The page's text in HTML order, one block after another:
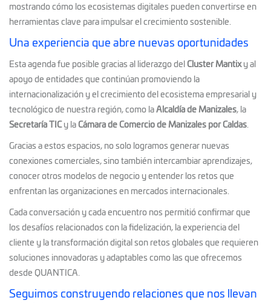
mostrando cómo los ecosistemas digitales pueden convertirse en
herramientas clave para impulsar el crecimiento sostenible.
Una experiencia que abre nuevas oportunidades
Esta agenda fue posible gracias al liderazgo del Cluster Mantixy al
apoyo de entidades que continúan promoviendo la
internacionalización y el crecimiento del ecosistema empresarial y
tecnológico de nuestra región, como la Alcaldía de Manizales, la
Secretaría TICy la Cámara de Comercio de Manizales por Caldas
Gracias a estos espacios, no solo logramos generar nuevas
conexiones comerciales, sino también intercambiar aprendizajes,
conocer otros modelos de negocio y entender los retos que
enfrentan las organizaciones en mercados internacionales.
Cada conversación y cada encuentro nos permitió confirmar que
los desafíos relacionados con la fidelización, la experiencia del
cliente y la transformación digital son retos globales que requieren
soluciones innovadoras y adaptables como las que ofrecemos
desde QUANTICA.
Seguimos construyendo relaciones que nos llevan